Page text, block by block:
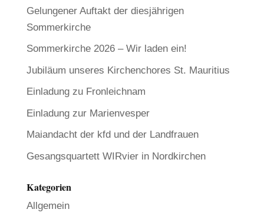
Gelungener Auftakt der diesjährigen
Sommerkirche
Sommerkirche 2026 – Wir laden ein!
Jubiläum unseres Kirchenchores St. Mauritius
Einladung zu Fronleichnam
Einladung zur Marienvesper
Maiandacht der kfd und der Landfrauen
Gesangsquartett WIRvier in Nordkirchen
Kategorien
Allgemein